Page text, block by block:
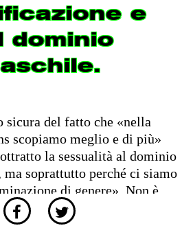
e
dominio
sicura del fatto che «nella
scopiamo meglio e di più»
la sessualità al dominio
soprattutto perché ci siamo
di genere». Non è
di ombre più o meno forti
e sentimentali che